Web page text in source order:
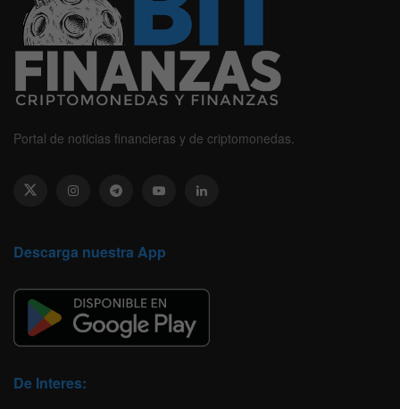
Portal de noticias financieras y de criptomonedas.
Descarga nuestra App
De Interes: